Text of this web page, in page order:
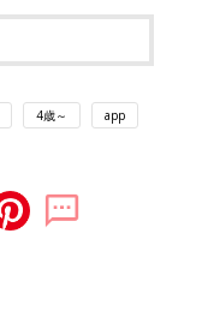
4歳～ app